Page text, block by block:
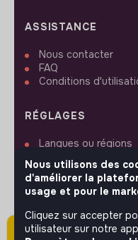
Attention cette
ASSISTANCE
Nous contacter
FAQ
Conditions
RÉGLAGES
Langues ou régions
Plan du site
Paramètres des
Nous utilisons des
d'améliorer la
usage et pour le
Cliquez sur accepter
utilisateur sur notre